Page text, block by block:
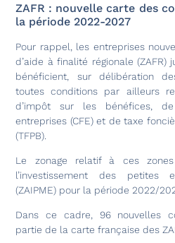
ZAFR : nouvelle carte des
la période 2022-2027
Pour rappel, les entreprises
d’aide à finalité régionale (ZAFR)
bénéficient, sur délibération
toutes conditions par ailleurs
d’impôt sur les bénéfices,
entreprises (CFE) et de taxe
(TFPB).
Le zonage relatif à ces
l’investissement des petites
(ZAIPME) pour la période 2022/
Dans ce cadre, 96 nouvelles
partie de la carte française des